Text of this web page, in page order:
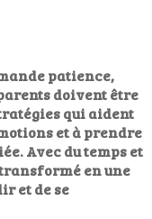
patience,
doivent être
qui aident
et à prendre
Avec du temps et
en une
et de se